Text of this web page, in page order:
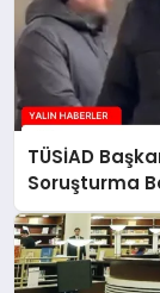
TÜSİAD
Soruşturma